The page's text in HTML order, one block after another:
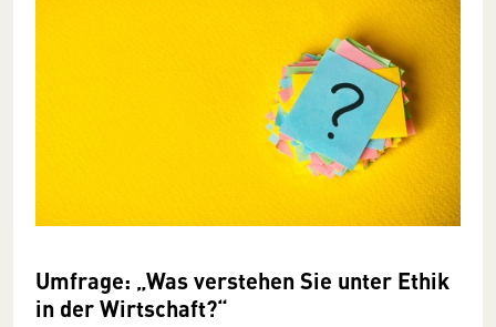
Umfrage: „Was verstehen Sie unter Ethik
in der Wirtschaft?“